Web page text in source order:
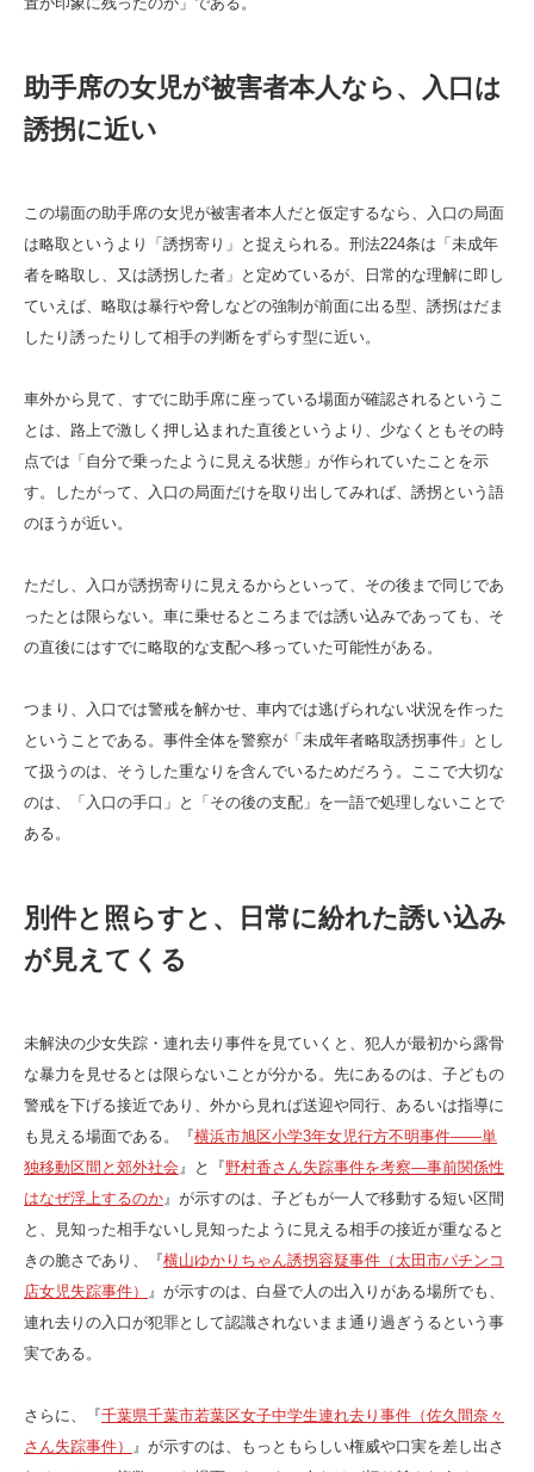
助手席の女児が被害者本人なら、入口は
誘拐に近い
この場面の助手席の女児が被害者本人だと仮定するなら、入口の局面
は略取というより「誘拐寄り」と捉えられる。刑法224条は「未成年
者を略取し、又は誘拐した者」と定めているが、日常的な理解に即し
ていえば、略取は暴行や脅しなどの強制が前面に出る型、誘拐はだま
したり誘ったりして相手の判断をずらす型に近い。
車外から見て、すでに助手席に座っている場面が確認されるというこ
とは、路上で激しく押し込まれた直後というより、少なくともその時
点では「自分で乗ったように見える状態」が作られていたことを示
す。したがって、入口の局面だけを取り出してみれば、誘拐という語
のほうが近い。
ただし、入口が誘拐寄りに見えるからといって、その後まで同じであ
ったとは限らない。車に乗せるところまでは誘い込みであっても、そ
の直後にはすでに略取的な支配へ移っていた可能性がある。
つまり、入口では警戒を解かせ、車内では逃げられない状況を作った
ということである。事件全体を警察が「未成年者略取誘拐事件」とし
て扱うのは、そうした重なりを含んでいるためだろう。ここで大切な
のは、「入口の手口」と「その後の支配」を一語で処理しないことで
ある。
別件と照らすと、日常に紛れた誘い込み
が見えてくる
未解決の少女失踪・連れ去り事件を見ていくと、犯人が最初から露骨
な暴力を見せるとは限らないことが分かる。先にあるのは、子どもの
警戒を下げる接近であり、外から見れば送迎や同行、あるいは指導に
も見える場面である。『横浜市旭区小学3年女児行方不明事件――単
独移動区間と郊外社会 』と『野村香さん失踪事件を考察―事前関係性
はなぜ浮上するのか 』が示すのは、子どもが一人で移動する短い区間
と、見知った相手ないし見知ったように見える相手の接近が重なると
きの脆さであり、『横山ゆかりちゃん誘拐容疑事件（太田市パチンコ
店女児失踪事件）
』が示すのは、白昼で人の出入りがある場所でも、
連れ去りの入口が犯罪として認識されないまま通り過ぎうるという事
実である。
さらに、『千葉県千葉市若葉区女子中学生連れ去り事件（佐久間奈々
さん失踪事件）
』が示すのは、もっともらしい権威や口実を差し出さ